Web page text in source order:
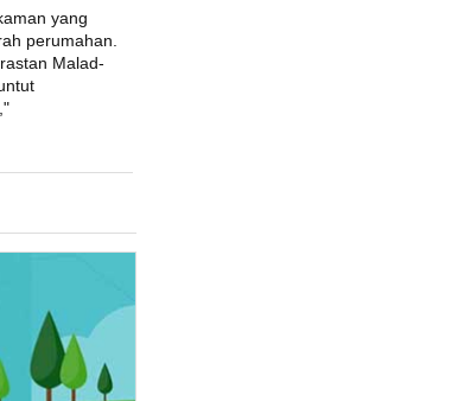
yang
perumahan.
Malad-